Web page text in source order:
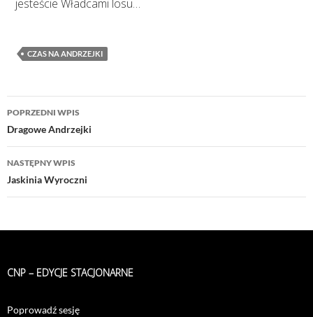
jesteście Władcami losu…
CZAS NA ANDRZEJKI
Nawigacja
wpisu
POPRZEDNI WPIS
Dragowe Andrzejki
NASTĘPNY WPIS
Jaskinia Wyroczni
CNP – EDYCJE STACJONARNE
Poprowadź sesję